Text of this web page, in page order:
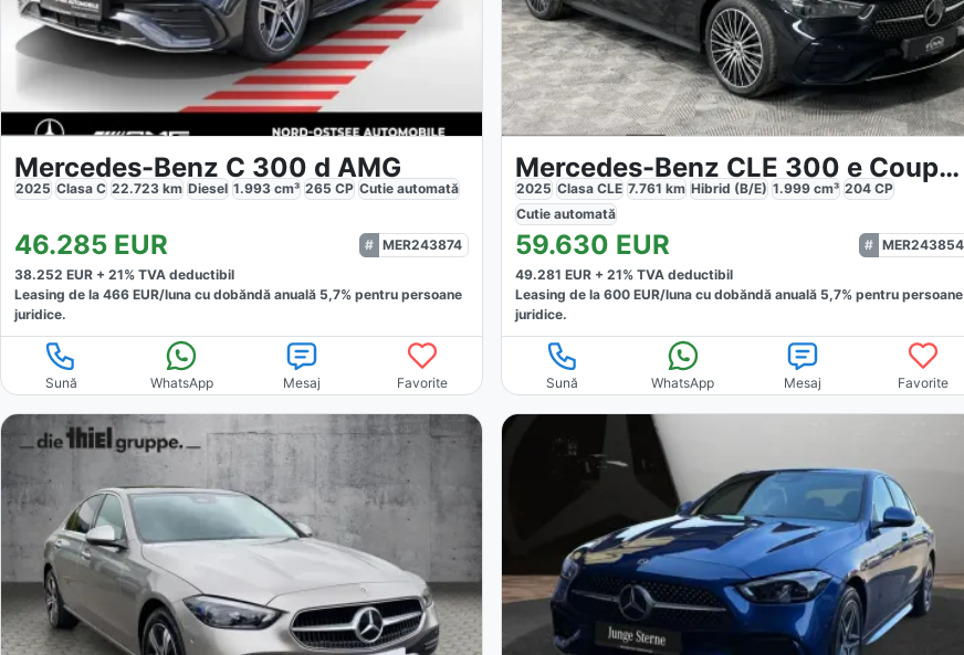
Mercedes-Benz C 300 d AMG
2025 Clasa C 22.723 km Diesel 1.993 cm³ 265 CP Cutie automată
46.285 EUR
MER243874
38.252 EUR + 21% TVA deductibil
Leasing de la 466 EUR/luna cu dobăndă anuală 5,7% pentru persoane
juridice.
Sună WhatsApp Mesaj Favorite
Mercedes-Benz CLE 300 e Coupe AMG
2025 Clasa CLE 7.761 km Hibrid (B/E) 1.999 cm³ 204 CP
Cutieautomată
59.630 EUR
MER243854
49.281 EUR +21% TVA deductibil
Leasing de la600 EUR/luna cu dobăndă anuală 5,7% pentru persoane
juridice.
Sună WhatsApp Mesaj Favorite